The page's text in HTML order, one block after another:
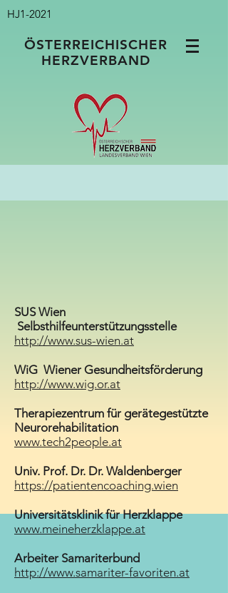
HJ1-2021
ÖSTERREICHISCHER
HERZVERBAND
SUS Wien
Selbsthilfeunterstützungsstelle
http://www.sus-wien.at
WiG Wiener Gesundheitsförderung
http://www.wig.or.at
Therapiezentrum für gerätegestützte
Neurorehabilitation
www.tech2people.at
Univ. Prof. Dr. Dr. Waldenberger
https://patientencoaching.wien
Universitätsklinik für Herzklappe
www.meineherzklappe.at
Arbeiter Samariterbund
http://www.samariter-favoriten.at